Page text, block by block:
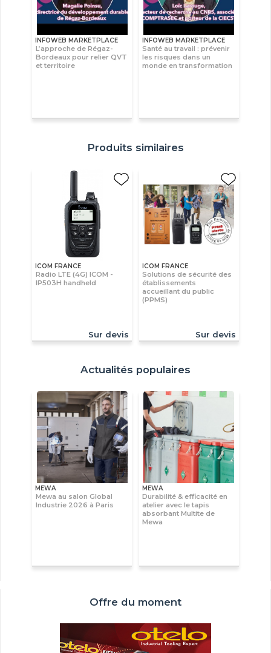
INFOWEB MARKETPLACE
L’approche de Régaz-
Bordeaux pour relier QVT
et territoire
INFOWEB MARKETPLACE
Santé au travail : prévenir
les risques dans un
monde en transformation
Produits similaires
ICOM FRANCE
Radio LTE (4G) ICOM -
IP503H handheld
Sur devis
ICOM FRANCE
Solutions de sécurité des
établissements
accueillant du public
(PPMS)
Sur devis
Actualités populaires
MEWA
Mewa au salon Global
Industrie 2026 à Paris
MEWA
Durabilité & efficacité en
atelier avec le tapis
absorbant Multite de
Mewa
Offre du moment